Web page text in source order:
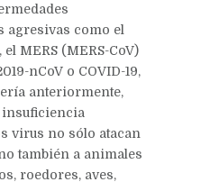
agresivas como el
el MERS (MERS-CoV)
nCoV o COVID-19,
anteriormente,
insuficiencia
virus no sólo atacan
también a animales
roedores, aves,